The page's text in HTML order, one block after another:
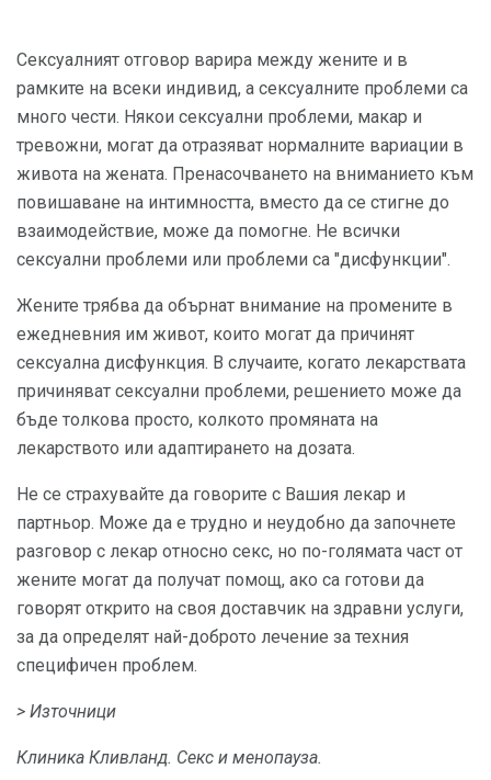
Сексуалният отговор варира между жените и в
рамките на всеки индивид, а сексуалните проблеми са
много чести. Някои сексуални проблеми, макар и
тревожни, могат да отразяват нормалните вариации в
живота на жената. Пренасочването на вниманието към
повишаване на интимността, вместо да се стигне до
взаимодействие, може да помогне. Не всички
сексуални проблеми или проблеми са "дисфункции".
Жените трябва да обърнат внимание на промените в
ежедневния им живот, които могат да причинят
сексуална дисфункция. В случаите, когато лекарствата
причиняват сексуални проблеми, решението може да
бъде толкова просто, колкото промяната на
лекарството или адаптирането на дозата.
Не се страхувайте да говорите с Вашия лекар и
партньор. Може да е трудно и неудобно да започнете
разговор с лекар относно секс, но по-голямата част от
жените могат да получат помощ, ако са готови да
говорят открито на своя доставчик на здравни услуги,
за да определят най-доброто лечение за техния
специфичен проблем.
> Източници
Клиника Кливланд. Секс и менопауза.